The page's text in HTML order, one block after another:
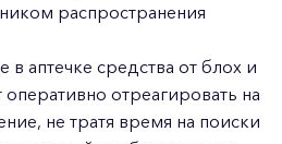
распространения
в аптечке средства от блох и
отреагировать на
не тратя время на поиски